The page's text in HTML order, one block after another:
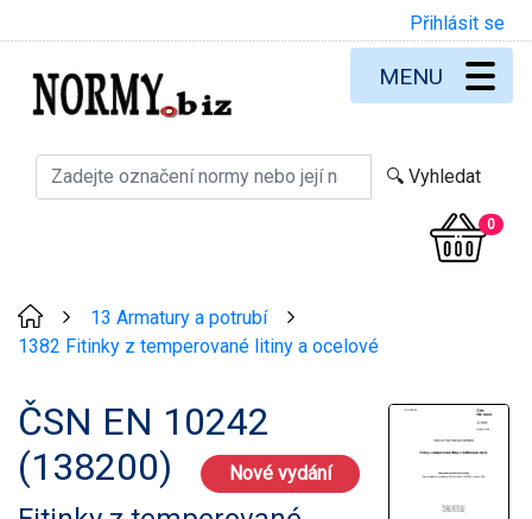
Přihlásit se
0
MENU
13 Armatury a potrubí
1382 Fitinky z temperované litiny a ocelové
ČSN EN 10242
(138200)
Nové vydání